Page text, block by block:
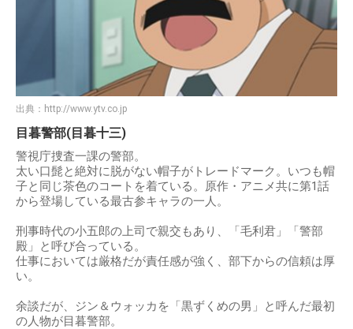
出典： http://www.ytv.co.jp
目暮警部(目暮十三)
警視庁捜査一課の警部。
太い口髭と絶対に脱がない帽子がトレードマーク。いつも帽
子と同じ茶色のコートを着ている。原作・アニメ共に第1話
から登場している最古参キャラの一人。
刑事時代の小五郎の上司で親交もあり、「毛利君」「警部
殿」と呼び合っている。
仕事においては厳格だが責任感が強く、部下からの信頼は厚
い。
余談だが、ジン＆ウォッカを「黒ずくめの男」と呼んだ最初
の人物が目暮警部。